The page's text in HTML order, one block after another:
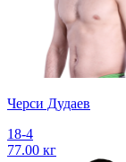
Черси Дудаев
18-4
77.00 кг